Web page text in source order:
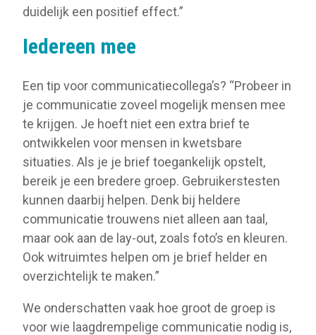
duidelijk een positief effect.”
Iedereen mee
Een tip voor communicatiecollega’s? “Probeer in
je communicatie zoveel mogelijk mensen mee
te krijgen. Je hoeft niet een extra brief te
ontwikkelen voor mensen in kwetsbare
situaties. Als je je brief toegankelijk opstelt,
bereik je een bredere groep. Gebruikerstesten
kunnen daarbij helpen. Denk bij heldere
communicatie trouwens niet alleen aan taal,
maar ook aan de lay-out, zoals foto’s en kleuren.
Ook witruimtes helpen om je brief helder en
overzichtelijk te maken.”
We onderschatten vaak hoe groot de groep is
voor wie laagdrempelige communicatie nodig is,